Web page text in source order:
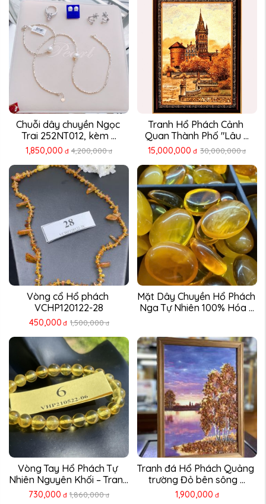
Chuỗi dây chuyền Ngọc
Trai 252NT012, kèm ...
1,850,000 đ 4,200,000 đ
Tranh Hổ Phách Cảnh
Quan Thành Phố "Lâu ...
15,000,000 đ 30,000,000 đ
Vòng cổ Hổ phách
VCHP120122-28
450,000 đ 1,500,000 đ
Mặt Dây Chuyền Hổ Phách
Nga Tự Nhiên 100% Hóa ...
Vòng Tay Hổ Phách Tự
Nhiên Nguyên Khối – Trang
...
730,000 đ 1,860,000 đ
Tranh đá Hổ Phách Quảng
trường Đỏ bên sông ...
1,900,000 đ